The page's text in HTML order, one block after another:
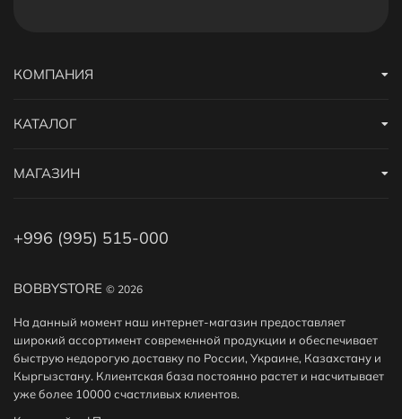
BOBBYSTORE © 2026
На данный момент наш интернет-магазин предоставляет
широкий ассортимент современной продукции и обеспечивает
быструю недорогую доставку по России, Украине, Казахстану и
Кыргызстану. Клиентская база постоянно растет и насчитывает
уже более 10000 счастливых клиентов.
КОМПАНИЯ
КАТАЛОГ
МАГАЗИН
+996 (995) 515-000